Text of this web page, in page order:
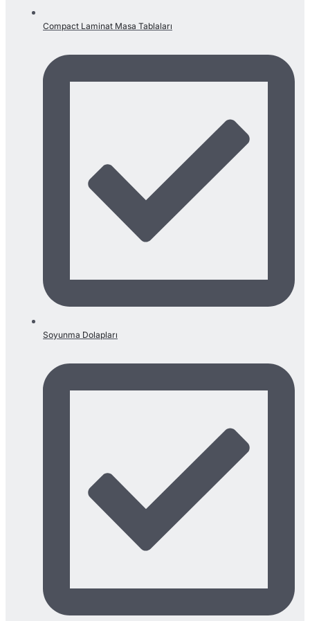
Compact Laminat Masa Tablaları
Soyunma Dolapları